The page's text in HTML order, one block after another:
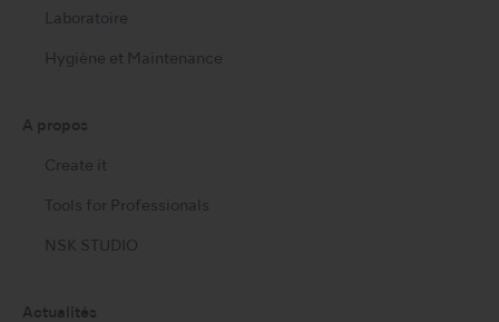
Laboratoire
Hygiène et Maintenance
A propos
Create it
Tools for Professionals
NSK STUDIO
Actualités